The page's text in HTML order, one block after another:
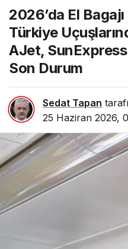
2026’da El
Türkiye
AJet,
Son Durum
Sedat Tapan
25 Haziran 2026,